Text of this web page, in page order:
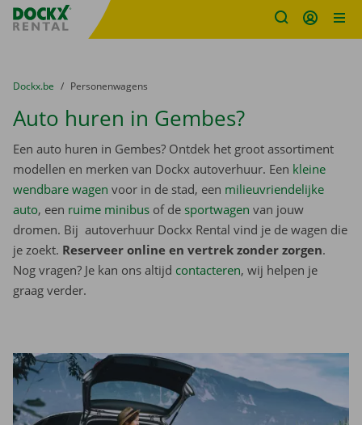
Fratello DEMO
U bevindt zich hier:
van
Dockx.be naar
Personenwagens
Auto huren in Gembes?
Een auto huren in Gembes? Ontdek het groot assortiment
modellen en merken van Dockx autoverhuur. Een kleine
wendbare wagen voor in de stad, een milieuvriendelijke
auto, een ruime minibus of de sportwagen van jouw
dromen. Bij autoverhuur Dockx Rental vind je de wagen die
je zoekt. Reserveer online en vertrek zonder zorgen.
Nog vragen? Je kan ons altijd contacteren, wij helpen je
graag verder.